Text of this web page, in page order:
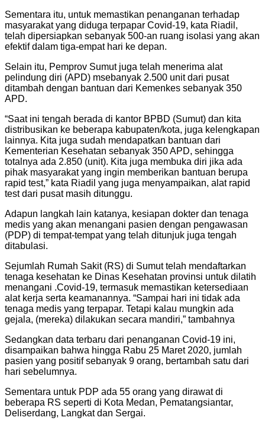
Sementara itu, untuk memastikan penanganan terhadap
masyarakat yang diduga terpapar Covid-19, kata Riadil,
telah dipersiapkan sebanyak 500-an ruang isolasi yang akan
efektif dalam tiga-empat hari ke depan.
Selain itu, Pemprov Sumut juga telah menerima alat
pelindung diri (APD) msebanyak 2.500 unit dari pusat
ditambah dengan bantuan dari Kemenkes sebanyak 350
APD.
“Saat ini tengah berada di kantor BPBD (Sumut) dan kita
distribusikan ke beberapa kabupaten/kota, juga kelengkapan
lainnya. Kita juga sudah mendapatkan bantuan dari
Kementerian Kesehatan sebanyak 350 APD, sehingga
totalnya ada 2.850 (unit). Kita juga membuka diri jika ada
pihak masyarakat yang ingin memberikan bantuan berupa
rapid test,” kata Riadil yang juga menyampaikan, alat rapid
test dari pusat masih ditunggu.
Adapun langkah lain katanya, kesiapan dokter dan tenaga
medis yang akan menangani pasien dengan pengawasan
(PDP) di tempat-tempat yang telah ditunjuk juga tengah
ditabulasi.
Sejumlah Rumah Sakit (RS) di Sumut telah mendaftarkan
tenaga kesehatan ke Dinas Kesehatan provinsi untuk dilatih
menangani .Covid-19, termasuk memastikan ketersediaan
alat kerja serta keamanannya. “Sampai hari ini tidak ada
tenaga medis yang terpapar. Tetapi kalau mungkin ada
gejala, (mereka) dilakukan secara mandiri,” tambahnya
Sedangkan data terbaru dari penanganan Covid-19 ini,
disampaikan bahwa hingga Rabu 25 Maret 2020, jumlah
pasien yang positif sebanyak 9 orang, bertambah satu dari
hari sebelumnya.
Sementara untuk PDP ada 55 orang yang dirawat di
beberapa RS seperti di Kota Medan, Pematangsiantar,
Deliserdang, Langkat dan Sergai.